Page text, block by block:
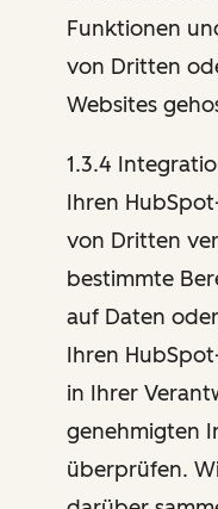
Funktionen
von Dritten
Websites
1.3.4
Ihren
von Dritten
bestimmte
auf Daten
Ihren
in Ihrer
genehmigten
überprüfen.